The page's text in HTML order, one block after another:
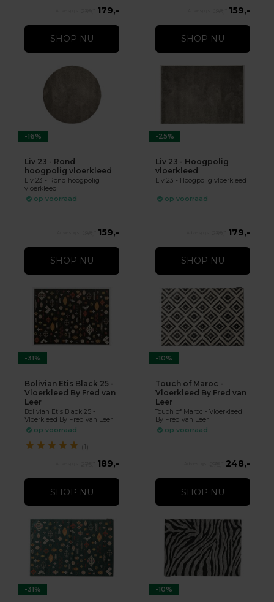
179,-
SHOP NU
159,-
SHOP NU
-16%
Liv 23 - Rond
hoogpolig vloerkleed
Liv 23 - Rond hoogpolig
vloerkleed
op voorraad
159,-
SHOP NU
-25%
Liv 23 - Hoogpolig
vloerkleed
Liv 23 - Hoogpolig vloerkleed
op voorraad
179,-
SHOP NU
-31%
Bolivian Etis Black 25 -
Vloerkleed By Fred van
Leer
Bolivian Etis Black 25 -
Vloerkleed By Fred van Leer
op voorraad
★★★★★ (1)
189,-
SHOP NU
-10%
Touch of Maroc -
Vloerkleed By Fred van
Leer
Touch of Maroc - Vloerkleed
By Fred van Leer
op voorraad
248,-
SHOP NU
-31% -10%